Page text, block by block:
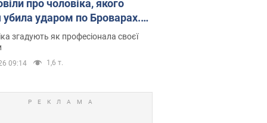
про чоловіка, якого
убила ударом по Броварах.
згадують як професіонала своєї
09:14 1,6 т.